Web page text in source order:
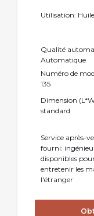
Utilisation:
Qualité
Automatique
Numéro de
135
Dimension
standard
Service après-
fourni:
disponibles
entretenir les
l'étranger